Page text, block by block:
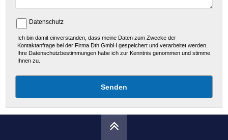
Datenschutz
Ich bin damit einverstanden, dass meine Daten zum Zwecke der
Kontaktanfrage bei der Firma Dth GmbH gespeichert und verarbeitet werden.
Ihre Datenschutzbestimmungen habe ich zur Kenntnis genommen und stimme
Ihnen zu.